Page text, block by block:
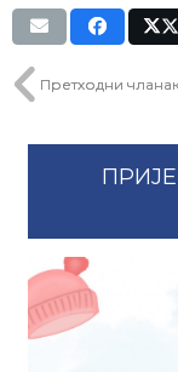
Претходни